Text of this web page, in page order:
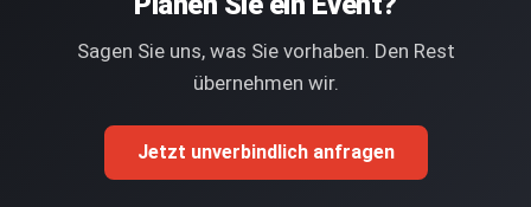
Sagen Sie uns, was Sie vorhaben. Den Rest
übernehmen wir.
Jetzt unverbindlich anfragen